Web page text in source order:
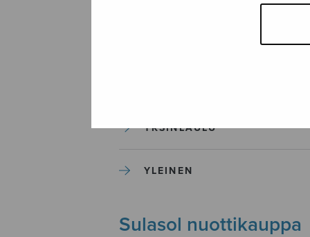
SOITINKOULUT JA OPPAAT
YKSINLAULU
YLEINEN
Sulasol nuottikauppa